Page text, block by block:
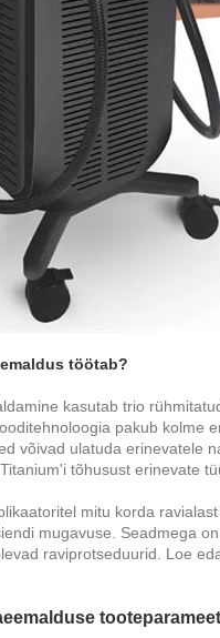
töötab?
kasutab trio
pakub kolme
võivad ulatuda erinevatele
tõhusust erinevate
mitu korda
mugavuse. Seadmega
raviprotseduurid. Loe